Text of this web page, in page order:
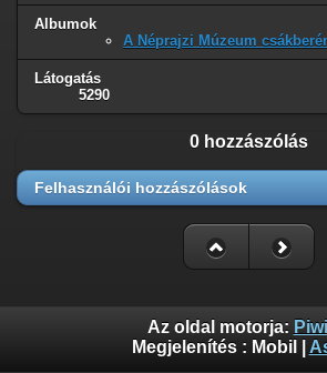
Albumok
A Néprajzi Múzeum
Látogatás
5290
0 hozzászólás
Felhasználói hozzászólások
Az oldal motorja:
Megjelenítés : Mobil